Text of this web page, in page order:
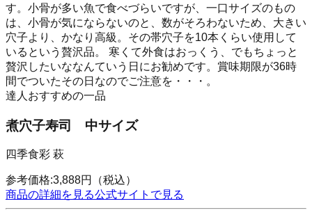
す。小骨が多い魚で食べづらいですが、一口サイズのもの
は、小骨が気にならないのと、数がそろわないため、大きい
穴子より、かなり高級。その帯穴子を10本くらい使用して
いるという贅沢品。 寒くて外食はおっくう、でもちょっと
贅沢したいななんていう日にお勧めです。賞味期限が36時
間でついたその日なのでご注意を・・・。
達人おすすめの一品
煮穴子寿司 中サイズ
四季食彩 萩
参考価格:3,888円
（税込）
商品の詳細を見る公式サイトで見る